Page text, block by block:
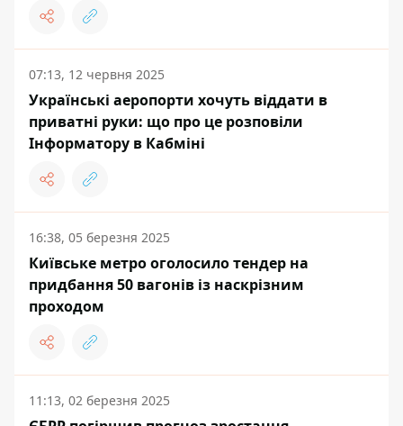
07:13, 12 червня 2025
Українські аеропорти хочуть віддати в
приватні руки: що про це розповіли
Інформатору в Кабміні
16:38, 05 березня 2025
Київське метро оголосило тендер на
придбання 50 вагонів із наскрізним
проходом
11:13, 02 березня 2025